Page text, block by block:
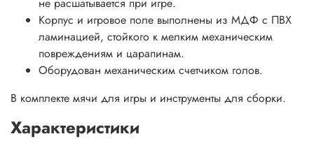
не расшатывается при игре.
Корпус и игровое поле выполнены из МДФ с ПВХ
ламинацией, стойкого к мелким механическим
повреждениям и царапинам.
Оборудован механическим счетчиком голов.
В комплекте мячи для игры и инструменты для сборки.
Характеристики